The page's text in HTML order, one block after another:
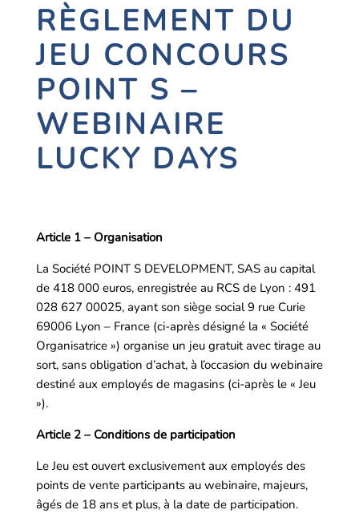
RÈGLEMENT DU
JEU CONCOURS
POINT S –
WEBINAIRE
LUCKY DAYS
Article 1 – Organisation
La Société POINT S DEVELOPMENT, SAS au capital
de 418 000 euros, enregistrée au RCS de Lyon : 491
028 627 00025, ayant son siège social 9 rue Curie
69006 Lyon – France (ci-après désigné la « Société
Organisatrice ») organise un jeu gratuit avec tirage au
sort, sans obligation d’achat, à l’occasion du webinaire
destiné aux employés de magasins (ci-après le « Jeu
»).
Article 2 – Conditions de participation
Le Jeu est ouvert exclusivement aux employés des
points de vente participants au webinaire, majeurs,
âgés de 18 ans et plus, à la date de participation.